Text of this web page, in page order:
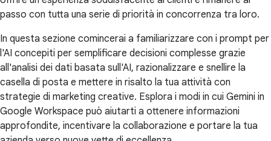
passo con tutta una serie di priorità in concorrenza tra loro.
In questa sezione comincerai a familiarizzare con i prompt per
l'AI concepiti per semplificare decisioni complesse grazie
all'analisi dei dati basata sull'AI, razionalizzare e snellire la
casella di posta e mettere in risalto la tua attività con
strategie di marketing creative. Esplora i modi in cui Gemini in
Google Workspace può aiutarti a ottenere informazioni
approfondite, incentivare la collaborazione e portare la tua